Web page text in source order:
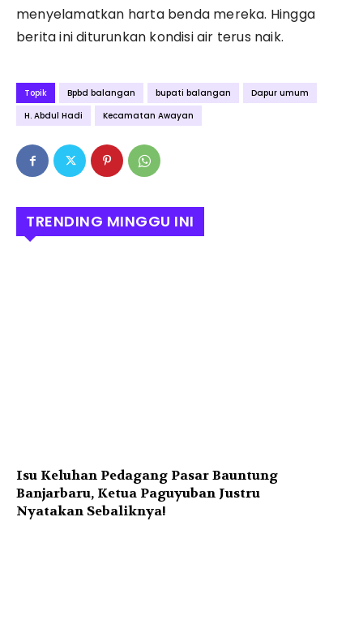
a
a
F
o
t
o
W
a
w
n
)
menyelamatkan harta benda mereka. Hingga
berita ini diturunkan kondisi air terus naik.
Topik Bpbd balangan bupati balangan
Dapur umum
H. Abdul Hadi
Kecamatan Awayan
TRENDING MINGGU INI
Isu Keluhan Pedagang Pasar Bauntung
Banjarbaru, Ketua Paguyuban Justru
Nyatakan Sebaliknya!